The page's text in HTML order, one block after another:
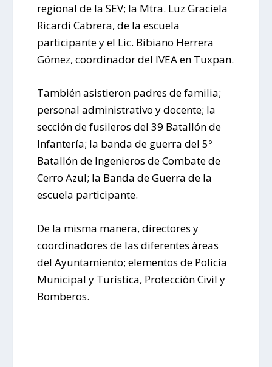
regional de la SEV; la Mtra. Luz Graciela
Ricardi Cabrera, de la escuela
participante y el Lic. Bibiano Herrera
Gómez, coordinador del IVEA en Tuxpan.
También asistieron padres de familia;
personal administrativo y docente; la
sección de fusileros del 39 Batallón de
Infantería; la banda de guerra del 5º
Batallón de Ingenieros de Combate de
Cerro Azul; la Banda de Guerra de la
escuela participante.
De la misma manera, directores y
coordinadores de las diferentes áreas
del Ayuntamiento; elementos de Policía
Municipal y Turística, Protección Civil y
Bomberos.